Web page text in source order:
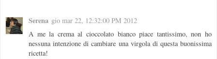
Serena gio mar 22, 12:32:00 PM 2012
A me la crema al cioccolato bianco piace tantissimo, non ho
nessuna intenzione di cambiare una virgola di questa buonissima
ricetta!